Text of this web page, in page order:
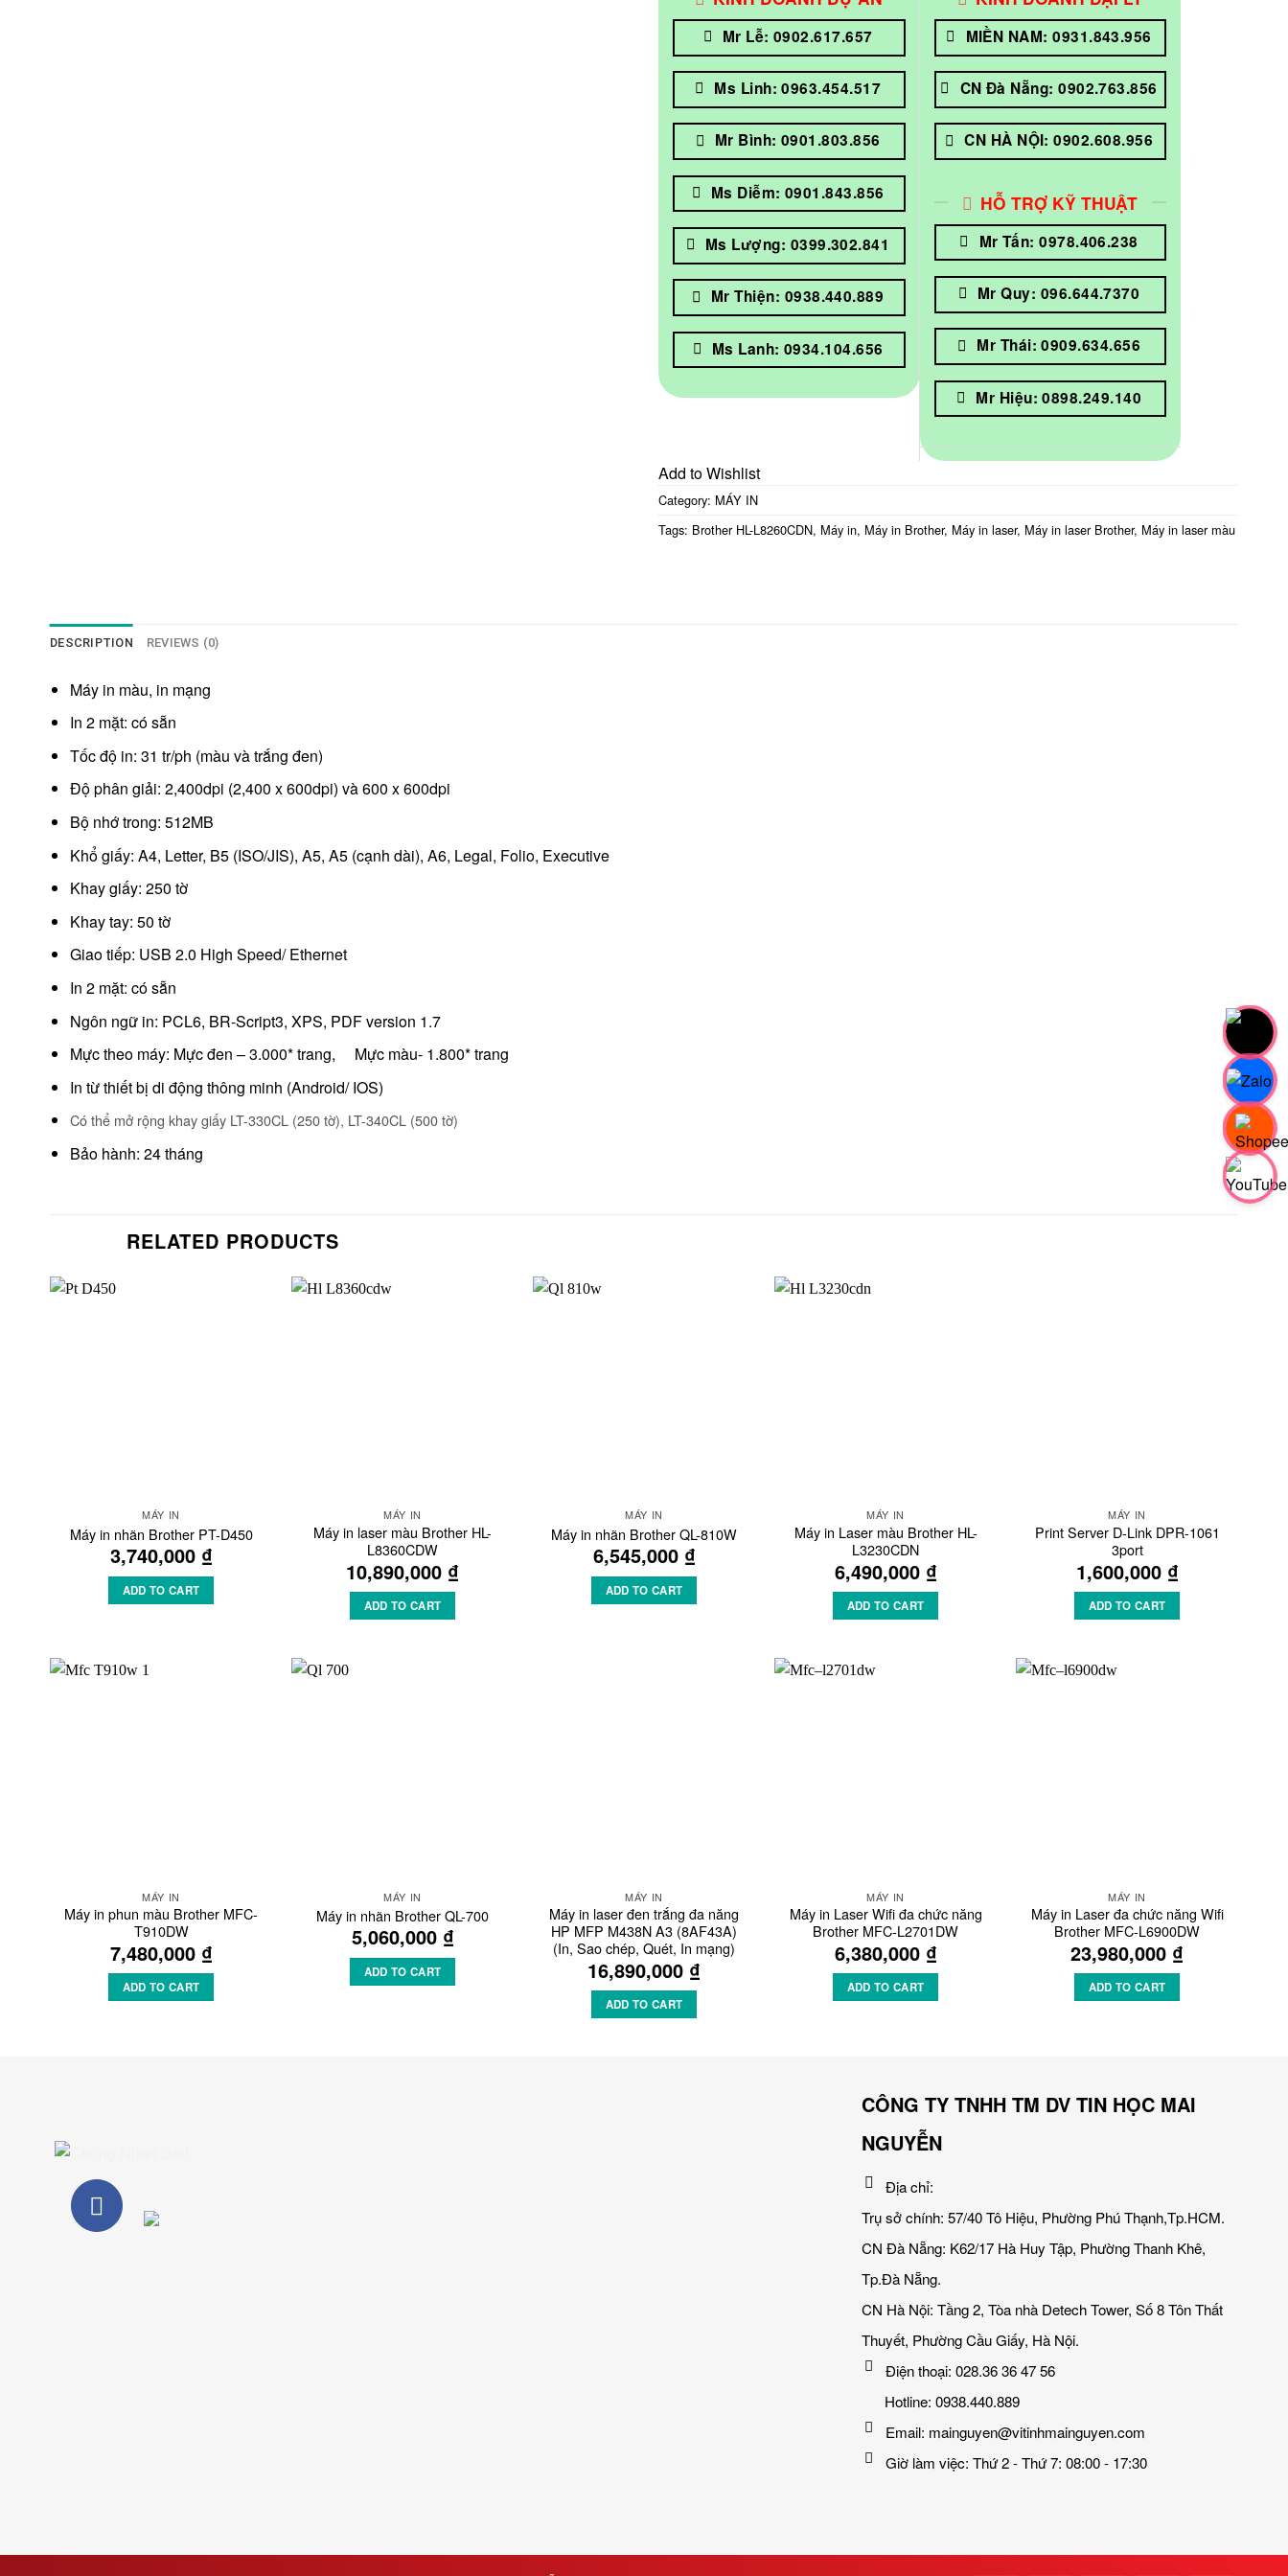
Mr Lễ: 0902.617.657
Ms Linh: 0963.454.517
Mr Bình: 0901.803.856
Ms Diễm: 0901.843.856
Ms Lượng: 0399.302.841
Mr Thiện: 0938.440.889
Ms Lanh: 0934.104.656
MIỀN NAM: 0931.843.956
CN Đà Nẵng: 0902.763.856
CN HÀ NỘI: 0902.608.956
HỖ TRỢ KỸ THUẬT
Mr Tấn: 0978.406.238
Mr Quy: 096.644.7370
Mr Thái: 0909.634.656
Mr Hiệu: 0898.249.140
Add to Wishlist
Category: MÁY IN
Tags: Brother HL-L8260CDN, Máy in, Máy in Brother, Máy in laser, Máy in laser Brother, Máy in laser màu
DESCRIPTION REVIEWS (0)
Máy in màu, in mạng
In 2 mặt: có sẵn
Tốc độ in: 31 tr/ph (màu và trắng đen)
Độ phân giải: 2,400dpi (2,400 x 600dpi) và 600 x 600dpi
Bộ nhớ trong: 512MB
Khổ giấy: A4, Letter, B5 (ISO/JIS), A5, A5 (cạnh dài), A6, Legal, Folio, Executive
Khay giấy: 250 tờ
Khay tay: 50 tờ
Giao tiếp: USB 2.0 High Speed/ Ethernet
In 2 mặt: có sẵn
Ngôn ngữ in: PCL6, BR-Script3, XPS, PDF version 1.7
Mực theo máy: Mực đen – 3.000* trang, Mực màu- 1.800* trang
In từ thiết bị di động thông minh (Android/ IOS)
Có thể mở rộng khay giấy LT-330CL (250 tờ), LT-340CL (500 tờ)
Bảo hành: 24 tháng
RELATED PRODUCTS
MÁY IN
Máy in nhãn Brother PT-D450
3,740,000 ₫
ADD TO CART
MÁY IN
Máy in laser màu Brother HL-
L8360CDW
10,890,000 ₫
ADD TO CART
MÁY IN
Máy in nhãn Brother QL-810W
6,545,000 ₫
ADD TO CART
MÁY IN
Máy in Laser màu Brother HL-
L3230CDN
6,490,000 ₫
ADD TO CART
MÁY IN
Print Server D-Link DPR-1061
3port
1,600,000 ₫
ADD TO CART
MÁY IN
Máy in phun màu Brother MFC-
T910DW
7,480,000 ₫
ADD TO CART
MÁY IN
Máy in nhãn Brother QL-700
5,060,000 ₫
ADD TO CART
MÁY IN
Máy in laser đen trắng đa năng
HP MFP M438N A3 (8AF43A)
(In, Sao chép, Quét, In mạng)
16,890,000 ₫
ADD TO CART
MÁY IN
Máy in Laser Wifi đa chức năng
Brother MFC-L2701DW
6,380,000 ₫
ADD TO CART
MÁY IN
Máy in Laser đa chức năng Wifi
Brother MFC-L6900DW
23,980,000 ₫
ADD TO CART
CÔNG TY TNHH TM DV TIN HỌC MAI
NGUYỄN
Địa chỉ:
Trụ sở chính: 57/40 Tô Hiệu, Phường Phú Thạnh,Tp.HCM.
CN Đà Nẵng: K62/17 Hà Huy Tập, Phường Thanh Khê,
Tp.Đà Nẵng.
CN Hà Nội: Tầng 2, Tòa nhà Detech Tower, Số 8 Tôn Thất
Thuyết, Phường Cầu Giấy, Hà Nội.
Điện thoại: 028.36 36 47 56
Hotline: 0938.440.889
Email: mainguyen@vitinhmainguyen.com
Giờ làm việc: Thứ 2 - Thứ 7: 08:00 - 17:30